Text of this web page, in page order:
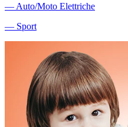
― Auto/Moto Elettriche
― Sport